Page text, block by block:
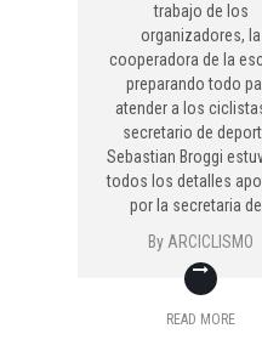
trabajo de los
organizadores, la
cooperadora de la
preparando todo
atender a los
secretario de
Sebastian Broggi
todos los detalles
por la secretaria
ByARCICLISMO
READ MORE